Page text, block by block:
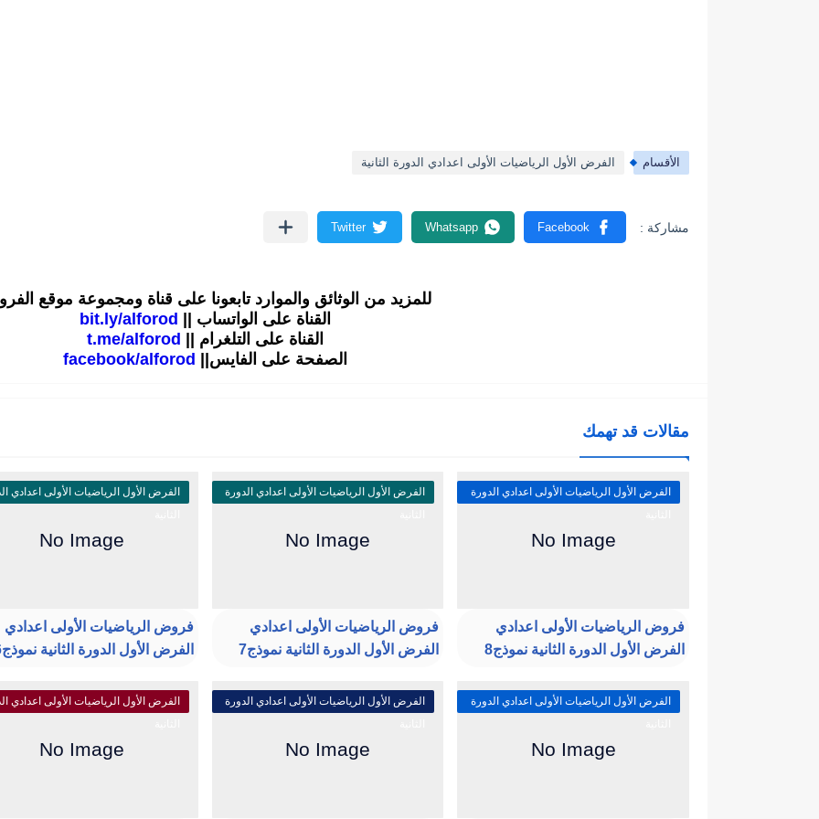
الأقسام الفرض الأول الرياضيات الأولى اعدادي الدورة الثانية
للمزيد من الوثائق والموارد تابعونا على قناة ومجموعة موقع
القناة على الواتساب ||
bit.ly/alforod
القناة على التلغرام ||
t.me/alforod
الصفحة على الفايس||
facebook/alforod
مقالات قد تهمك
الفرض الأول الرياضيات الأولى اعدادي الدورة
فروض الرياضيات الأولى اعدادي
الفرض الأول الدورة الثانية نموذج8
الفرض الأول الرياضيات الأولى اعدادي الدورة
فروض الرياضيات الأولى اعدادي
الفرض الأول الدورة الثانية نموذج7
الفرض الأول الرياضيات الأولى اعدادي
فروض الرياضيات الأولى اعدادي
الفرض الأول الدورة الثانية نموذج6
الفرض الأول الرياضيات الأولى اعدادي الدورة
الفرض الأول الرياضيات الأولى اعدادي الدورة
الفرض الأول الرياضيات الأولى اعدادي